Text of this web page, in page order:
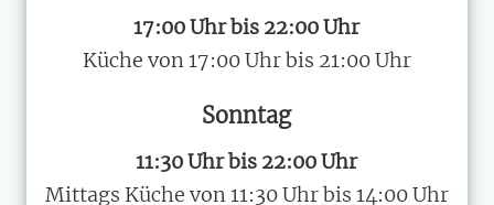
17:00 Uhr bis 22:00 Uhr
Küche von 17:00 Uhr bis 21:00 Uhr
Sonntag
11:30 Uhr bis 22:00 Uhr
Mittags Küche von 11:30 Uhr bis 14:00 Uhr